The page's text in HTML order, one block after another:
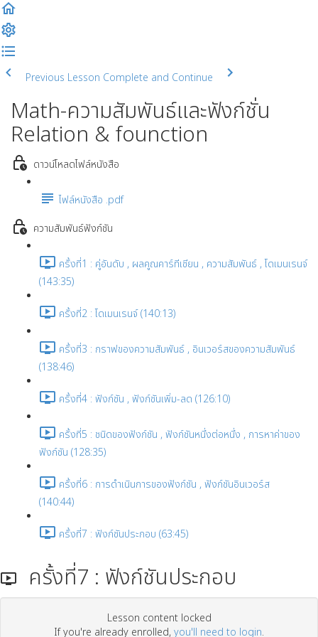
Previous Lesson Complete and Continue
Math-ความสัมพันธ์และฟังก์ชั่น
Relation & founction
ดาวน์โหลดไฟล์หนังสือ
ไฟล์หนังสือ .pdf
ความสัมพันธ์ฟังก์ชัน
ครั้งที่1 : คู่อันดับ , ผลคูณคาร์ทีเชียน , ความสัมพันธ์ , โดเมนเรนจ์
(143:35)
ครั้งที่2 : โดเมนเรนจ์ (140:13)
ครั้งที่3 : กราฟของความสัมพันธ์ , อินเวอร์สของความสัมพันธ์
(138:46)
ครั้งที่4 : ฟังก์ชัน , ฟังก์ชันเพิ่ม-ลด (126:10)
ครั้งที่5 : ชนิดของฟังก์ชัน , ฟังก์ชันหนึ่งต่อหนึ่ง , การหาค่าของ
ฟังก์ชัน (128:35)
ครั้งที่6 : การดำเนินการของฟังก์ชัน , ฟังก์ชันอินเวอร์ส
(140:44)
ครั้งที่7 : ฟังก์ชันประกอบ (63:45)
ครั้งที่7 : ฟังก์ชันประกอบ
Lesson content locked
If you're already enrolled, you'll need to login.